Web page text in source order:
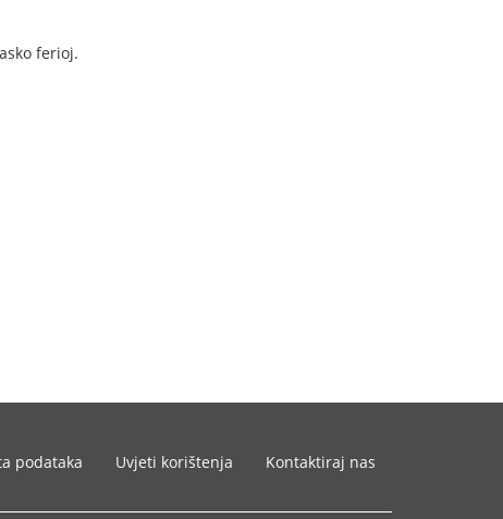
ferioj.
podataka Uvjeti korištenja Kontaktiraj nas